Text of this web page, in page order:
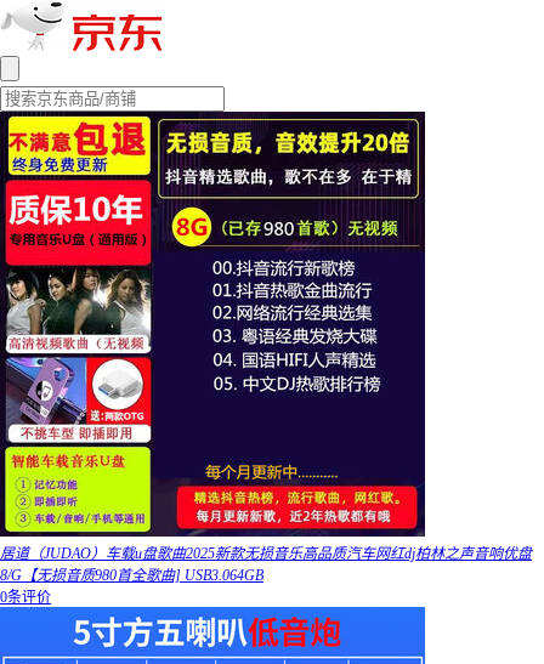
居道（JUDAO）车载u盘歌曲2025新款无损音乐高品质汽车网红dj柏林之声音响优盘
8/G【无损音质980首全歌曲] USB3.064GB
0条评价